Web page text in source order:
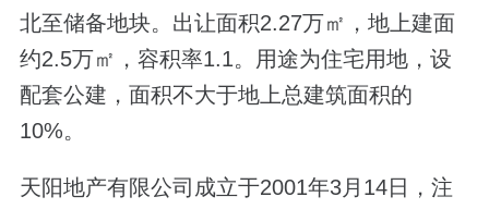
北至储备地块。出让面积2.27万㎡，地上建面
约2.5万㎡，容积率1.1。用途为住宅用地，设
配套公建，面积不大于地上总建筑面积的
10%。
天阳地产有限公司成立于2001年3月14日，注